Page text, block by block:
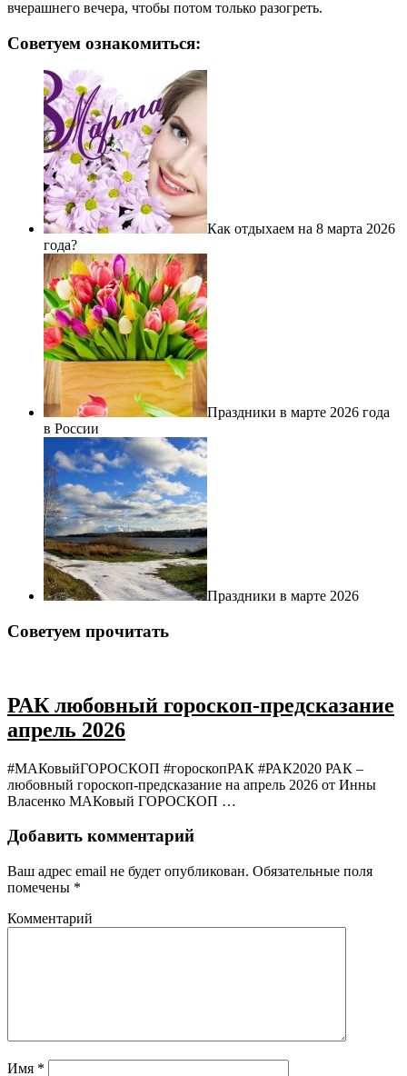
вчерашнего вечера, чтобы потом только разогреть.
Советуем ознакомиться:
Как отдыхаем на 8 марта 2026
года?
Праздники в марте 2026 года
в России
Праздники в марте 2026
Советуем прочитать
РАК любовный гороскоп-предсказание
апрель 2026
#МАКовыйГОРОСКОП #гороскопРАК #РАК2020 РАК –
любовный гороскоп-предсказание на апрель 2026 от Инны
Власенко МАКовый ГОРОСКОП …
Добавить комментарий
Ваш адрес email не будет опубликован. Обязательные поля
помечены *
Комментарий
Имя *